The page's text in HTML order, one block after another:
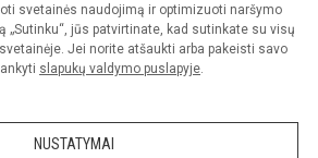
svetainės naudojimą ir optimizuoti naršymo
„Sutinku“, jūs patvirtinate, kad sutinkate su visų
Jei norite atšaukti arba pakeisti savo
slapukų valdymo puslapyje.
NUSTATYMAI
Didžiojo gimnazija. Visos teisės saugomos.
gimnazijos sutikimo griežtai draudžiama.
paraiška Slapukų valdymas